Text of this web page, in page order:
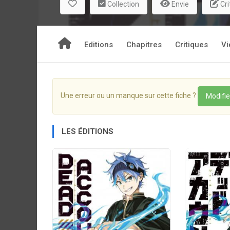
amateur de pâtisseries. Ses vidéos
cadette malade. Tant qu'elle se porte bien,
Collection Envie
Editions Chapitres Critiques
Une erreur ou un manque sur cette fiche ?
LES ÉDITIONS